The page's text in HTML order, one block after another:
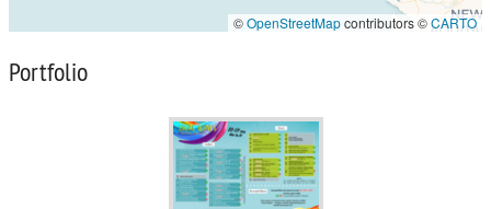
©OpenStreetMapcontributors ©CARTO
Portfolio